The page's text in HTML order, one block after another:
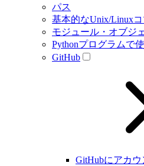
パス
基本的なUnix/Linux
モジュール・オブジ
Pythonプログラムで
GitHub
GitHubにアカウ